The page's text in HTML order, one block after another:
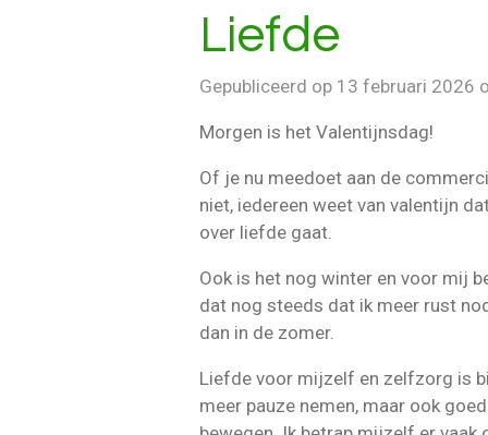
Liefde
Gepubliceerd op 13 februari 2026
Morgen is het Valentijnsdag!
Of je nu meedoet aan de
niet, iedereen weet van valentijn
over liefde gaat.
Ook is het nog winter en voor mij
dat nog steeds dat ik meer rust
dan in de zomer.
Liefde voor mijzelf en zelfzorg is
meer pauze nemen, maar ook